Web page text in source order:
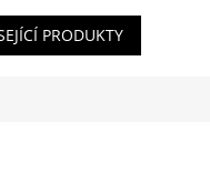
PRODUKTY